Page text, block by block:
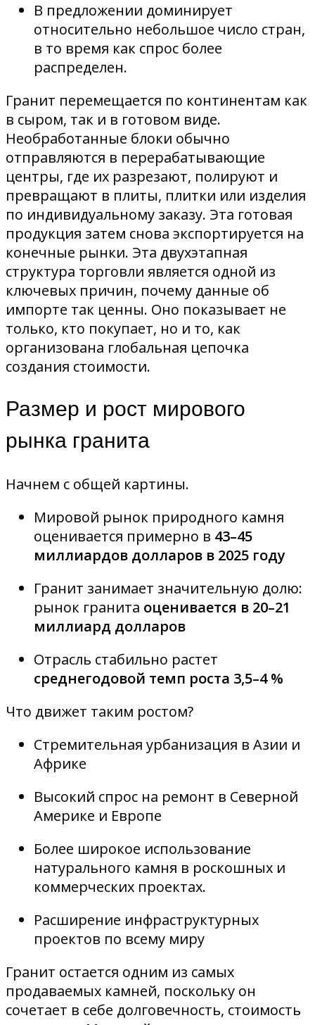
В предложении доминирует
относительно небольшое число стран,
в то время как спрос более
распределен.
Гранит перемещается по континентам как
в сыром, так и в готовом виде.
Необработанные блоки обычно
отправляются в перерабатывающие
центры, где их разрезают, полируют и
превращают в плиты, плитки или изделия
по индивидуальному заказу. Эта готовая
продукция затем снова экспортируется на
конечные рынки. Эта двухэтапная
структура торговли является одной из
ключевых причин, почему данные об
импорте так ценны. Оно показывает не
только, кто покупает, но и то, как
организована глобальная цепочка
создания стоимости.
Размер и рост мирового
рынка гранита
Начнем с общей картины.
Мировой рынок природного камня
оценивается примерно в 43–45
миллиардов долларов в 2025 году
Гранит занимает значительную долю:
рынок гранита оценивается в 20–21
миллиард долларов
Отрасль стабильно растет
среднегодовой темп роста 3,5–4 %
Что движет таким ростом?
Стремительная урбанизация в Азии и
Африке
Высокий спрос на ремонт в Северной
Америке и Европе
Более широкое использование
натурального камня в роскошных и
коммерческих проектах.
Расширение инфраструктурных
проектов по всему миру
Гранит остается одним из самых
продаваемых камней, поскольку он
сочетает в себе долговечность, стоимость